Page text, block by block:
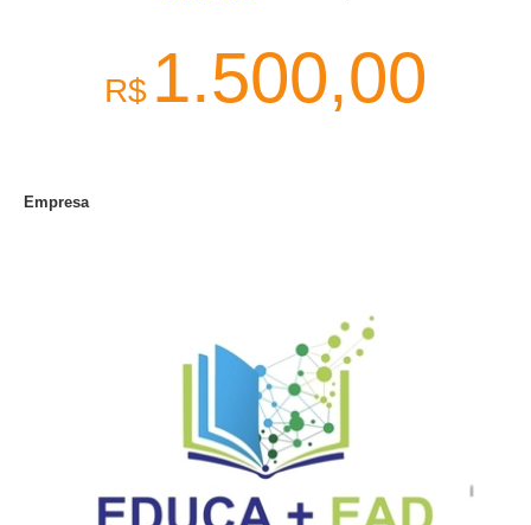
R$ 1.500,00
Empresa